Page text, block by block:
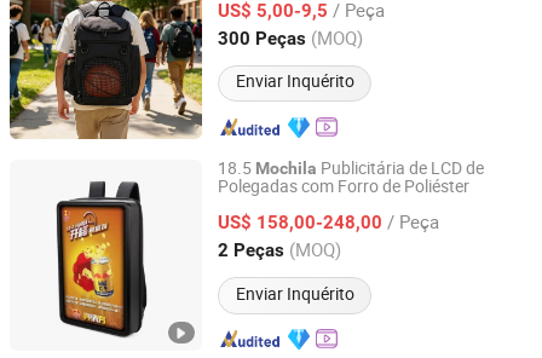
US$ 5,00-9,5 / Peça
300 Peças (MOQ)
Enviar Inquérito
Fujian, China Desde 2022
18.5 Mochila Publicitária de LCD de
Polegadas com Forro de Poliéster
US$ 158,00-248,00 / Peça
2 Peças (MOQ)
Enviar Inquérito
Xiamen Peterfu Trading Limited Company
Fujian, China Desde 2026